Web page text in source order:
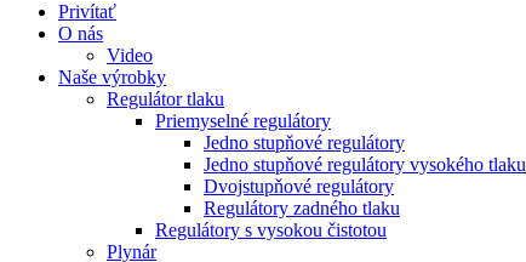
Privítať
O nás
Video
Naše výrobky
Regulátor tlaku
Priemyselné regulátory
Jedno stupňové regulátory
Jedno stupňové regulátory vysokého tlaku
Dvojstupňové regulátory
Regulátory zadného tlaku
Regulátory s vysokou čistotou
Plynár